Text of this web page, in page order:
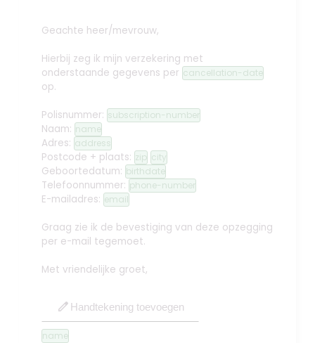
Geachte heer/mevrouw,
Hierbij zeg ik mijn verzekering met
onderstaande gegevens per cancellation-date
op.
Polisnummer: subscription-number
Naam: name
Adres: address
Postcode + plaats: zip city
Geboortedatum: birthdate
Telefoonnummer: phone-number
E-mailadres: email
Graag zie ik de bevestiging van deze opzegging
per e-mail tegemoet.
Met vriendelijke groet,
edit Handtekening toevoegen
name